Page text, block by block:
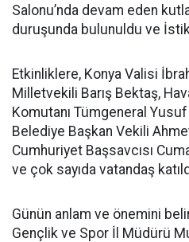
Salonu’nda devam eden
duruşunda bulunuldu ve
Etkinliklere, Konya Valisi
Milletvekili Barış Bektaş,
Komutanı Tümgeneral
Belediye Başkan Vekili
Cumhuriyet Başsavcısı
ve çok sayıda vatandaş
Günün anlam ve önemini
Gençlik ve Spor İl Müdürü